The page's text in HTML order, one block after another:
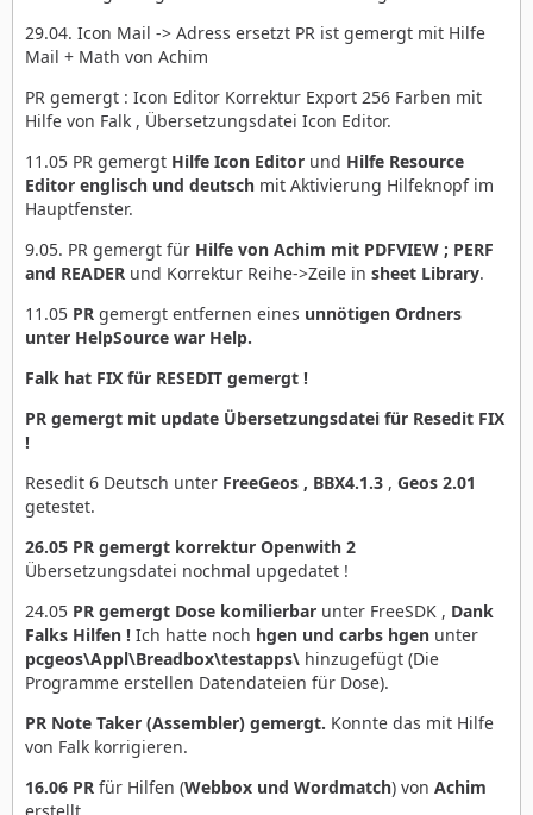
29.04. Icon Mail -> Adress ersetzt PR ist gemergt mit Hilfe
Mail + Math von Achim
PR gemergt : Icon Editor Korrektur Export 256 Farben mit
Hilfe von Falk , Übersetzungsdatei Icon Editor.
11.05 PR gemergt Hilfe Icon Editor und Hilfe Resource
Editor englisch und deutsch mit Aktivierung Hilfeknopf im
Hauptfenster.
9.05. PR gemergt für Hilfe von Achim mit PDFVIEW ; PERF
and READER und Korrektur Reihe->Zeile in sheet Library.
11.05 PR gemergt entfernen eines unnötigen Ordners
unter HelpSource war Help.
Falk hat FIX für RESEDIT gemergt !
PR gemergt mit update Übersetzungsdatei für Resedit FIX
!
Resedit 6 Deutsch unter FreeGeos , BBX4.1.3 , Geos 2.01
getestet.
26.05 PR gemergt korrektur Openwith 2
Übersetzungsdatei nochmal upgedatet !
24.05 PR gemergt Dose komilierbar unter FreeSDK , Dank
Falks Hilfen ! Ich hatte noch hgen und carbs hgen unter
pcgeos\Appl\Breadbox\testapps\ hinzugefügt (Die
Programme erstellen Datendateien für Dose).
PR Note Taker (Assembler) gemergt. Konnte das mit Hilfe
von Falk korrigieren.
16.06 PR für Hilfen (Webbox und Wordmatch) von Achim